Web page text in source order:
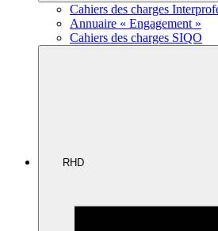
Cahiers des charges
Annuaire « Engagement »
Cahiers des charges SIQO
RHD